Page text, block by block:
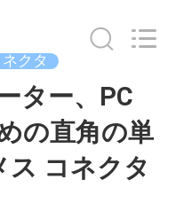
クタ
ター、PC
の直角の単
ス コネクタ